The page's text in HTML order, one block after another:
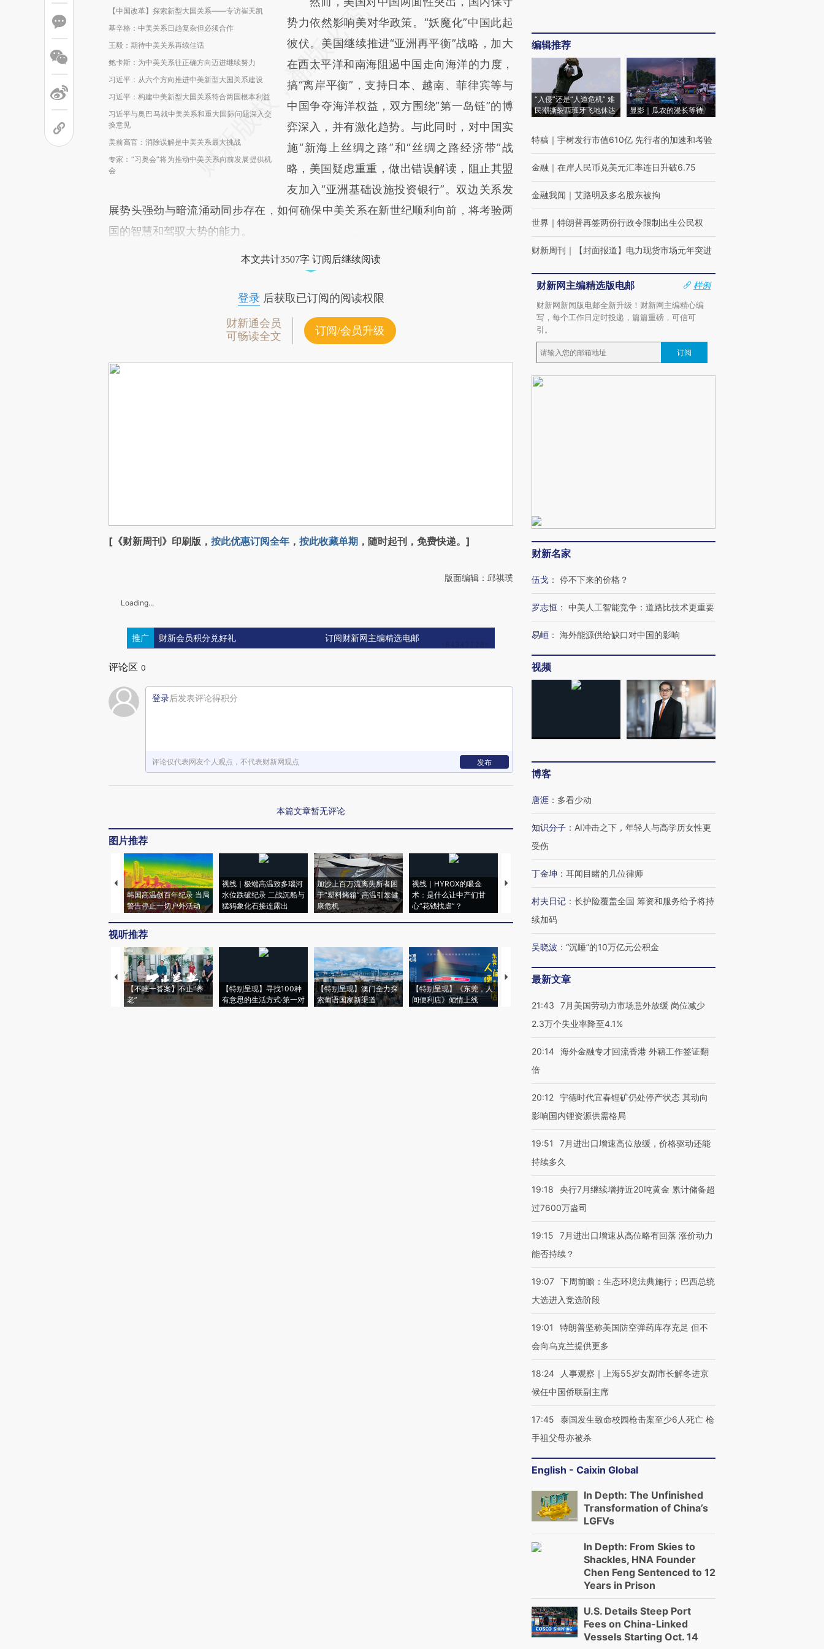
【中国改革】探索新型大国关系——专访崔天凯
基辛格：中美关系日趋复杂但必须合作
王毅：期待中美关系再续佳话
鲍卡斯：为中美关系往正确方向迈进继续努力
习近平：从六个方向推进中美新型大国关系建设
习近平：构建中美新型大国关系符合两国根本利益
习近平与奥巴马就中美关系和重大国际问题深入交
换意见
美前高官：消除误解是中美关系最大挑战
专家：“习奥会”将为推动中美关系向前发展提供机
会
势力依然影响美对华政策。“妖魔化”中国此起
彼伏。美国继续推进“亚洲再平衡”战略，加大
在西太平洋和南海阻遏中国走向海洋的力度，
搞“离岸平衡”，支持日本、越南、菲律宾等与
中国争夺海洋权益，双方围绕“第一岛链”的博
弈深入，并有激化趋势。与此同时，对中国实
施“新海上丝绸之路”和“丝绸之路经济带”战
略，美国疑虑重重，做出错误解读，阻止其盟
友加入“亚洲基础设施投资银行”。双边关系发
展势头强劲与暗流涌动同步存在，如何确保中美关系在新世纪顺利向前，将考验两
国的智慧和驾驭大势的能力。
本文共计3507字 订阅后继续阅读
登录后获取已订阅的阅读权限
财新通会员
可畅读全文
订阅/会员升级
[《财新周刊》印刷版， 按此优惠订阅全年 ， 按此收藏单期 ，随时起刊，免费快递。]
版面编辑：邱祺璞
Loading...
推广 财新会员积分兑好礼 订阅财新网主编精选电邮
评论区 0
登录后发表评论得积分
评论仅代表网友个人观点，不代表财新网观点 发布
本篇文章暂无评论
图片推荐
韩国高温创百年纪录 当局
警告停止一切户外活动
视线｜极端高温致多瑙河
水位跌破纪录 二战沉船与
猛犸象化石接连露出
加沙上百万流离失所者困
于“塑料烤箱” 高温引发健
康危机
视线｜HYROX的吸金
术：是什么让中产们甘
心“花钱找虐”？
马航飞行员跨国走私7万
粒摇头丸 尿检体内含3种
度Z世代 用街头抗争将教
育部长拱下台
机”？难民潮撕裂西班牙
飞地休达
视听推荐
【不唯一答案】不止“养
老”
【特别呈现】寻找100种
有意思的生活方式·第一对
【特别呈现】澳门全力探
索葡语国家新渠道
【特别呈现】《东莞，人
间便利店》倾情上线
【推广】走进第四届链博
有意思的生活方式·第三对
住三大增长引擎是什么？
编辑推荐
“入侵”还是“人道危机” 难
民潮撕裂西班牙飞地休达
显影｜瓜农的漫长等待
特稿 ｜ 宇树发行市值610亿 先行者的加速和考验
金融 ｜ 在岸人民币兑美元汇率连日升破6.75
金融我闻 ｜ 艾路明及多名股东被拘
世界 ｜ 特朗普再签两份行政令限制出生公民权
财新周刊 ｜ 【封面报道】电力现货市场元年突进
财新网主编精选版电邮
样例
财新网新闻版电邮全新升级！财新网主编精心编
写，每个工作日定时投递，篇篇重磅，可信可
引。
订阅
财新名家
伍戈 ： 停不下来的价格？
罗志恒 ： 中美人工智能竞争：道路比技术更重要
易峘 ： 海外能源供给缺口对中国的影响
视频
博客
唐涯 ： 多看少动
知识分子 ： AI冲击之下，年轻人与高学历女性更
受伤
丁金坤 ： 耳闻目睹的几位律师
村夫日记 ： 长护险覆盖全国 筹资和服务给予将持
续加码
吴晓波 ： “沉睡”的10万亿元公积金
最新文章
21:43
7月美国劳动力市场意外放缓 岗位减少
2.3万个失业率降至4.1%
20:14 海外金融专才回流香港 外籍工作签证翻
倍
20:12 宁德时代宜春锂矿仍处停产状态 其动向
影响国内锂资源供需格局
19:51
7月进出口增速高位放缓，价格驱动还能
持续多久
19:18
央行7月继续增持近20吨黄金 累计储备超
过7600万盎司
19:15
7月进出口增速从高位略有回落 涨价动力
能否持续？
19:07 下周前瞻：生态环境法典施行；巴西总统
大选进入竞选阶段
19:01
特朗普坚称美国防空弹药库存充足 但不
会向乌克兰提供更多
18:24
人事观察｜上海55岁女副市长解冬进京
候任中国侨联副主席
17:45
泰国发生致命校园枪击案至少6人死亡 枪
手祖父母亦被杀
English - Caixin Global
In Depth: The Unfinished
Transformation of China’s
LGFVs
In Depth: From Skies to
Shackles, HNA Founder
Chen Feng Sentenced to 12
Years in Prison
U.S. Details Steep Port
Fees on China-Linked
Vessels Starting Oct. 14